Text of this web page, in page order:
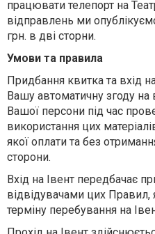
працювати телепорт на
відправлень ми
грн. в дві сторни.
Умови та правила
Придбання квитка та вхід
Вашу автоматичну згоду на
Вашої персони під час
використання цих
якої оплати та без
сторони.
Вхід на Івент передбачає
відвідувачами цих Правил,
терміну перебування на